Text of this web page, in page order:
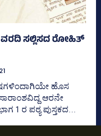
ವರದಿ ಸಲ್ಲಿಸದ ರೋಹಿತ್‌
ಹೊಸ
ಆರನೇ
1 ರ ಪಠ್ಯ ಪುಸ್ತಕದ...